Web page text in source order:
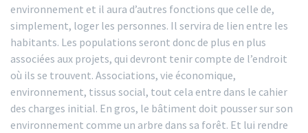
environnement et il aura d’autres fonctions que celle de,
simplement, loger les personnes. Il servira de lien entre les
habitants. Les populations seront donc de plus en plus
associées aux projets, qui devront tenir compte de l’endroit
où ils se trouvent. Associations, vie économique,
environnement, tissus social, tout cela entre dans le cahier
des charges initial. En gros, le bâtiment doit pousser sur son
environnement comme un arbre dans sa forêt. Et lui rendre